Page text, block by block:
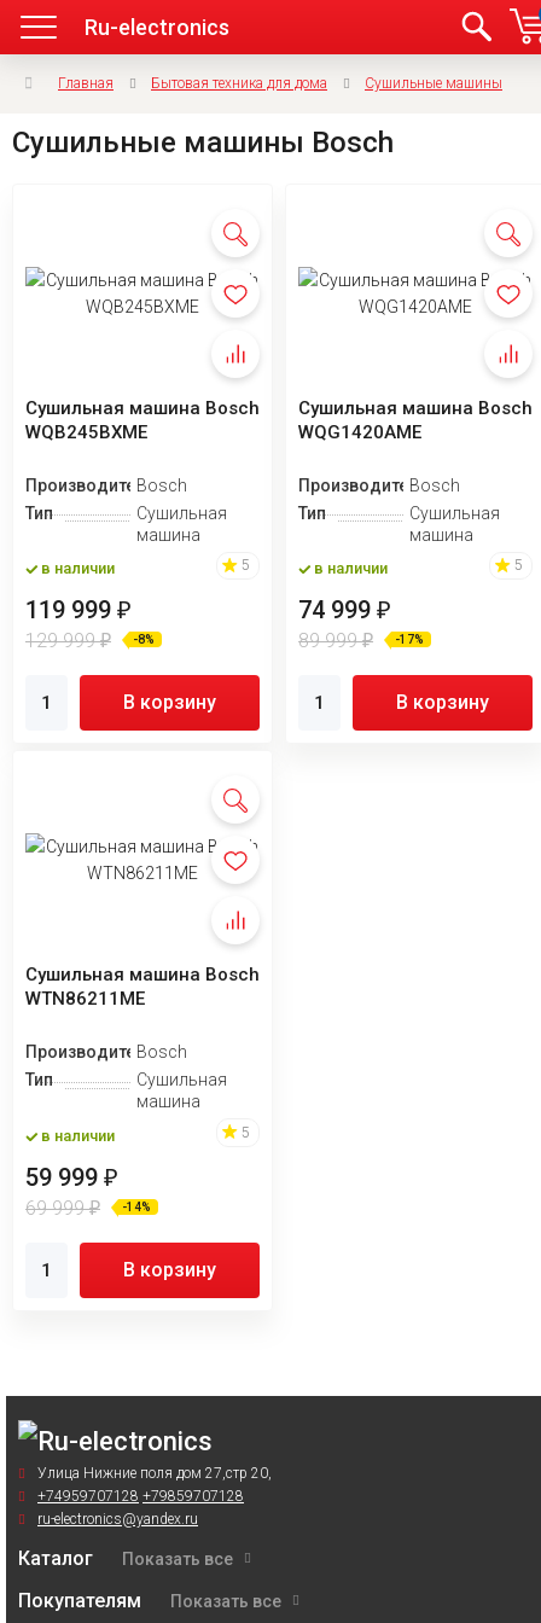
Ru-electronics
Главная Бытовая техника для дома Сушильные машины
Сушильные машины Bosch
Сушильная машина Bosch
WQB245BXME
ПроизводительBosch
Тип
Сушильная
машина
в наличии 5
119 999 ₽
129 999₽ -8%
В корзину
Сушильная машина Bosch
WQG1420AME
ПроизводительBosch
Тип
Сушильная
машина
в наличии 5
74 999₽
89 999₽ -17%
В корзину
Сушильная машина Bosch
WTN86211ME
ПроизводительBosch
Тип
Сушильная
машина
в наличии 5
59 999 ₽
69 999₽ -14%
В корзину
Улица Нижние поля дом 27,стр 20,
+74959707128 +79859707128
ru-electronics@yandex.ru
Каталог Показать все
Покупателям Показать все